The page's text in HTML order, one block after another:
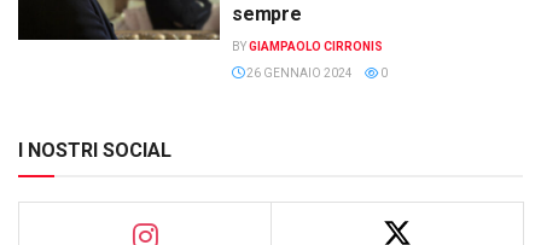
sempre
BYGIAMPAOLO CIRRONIS
26 GENNAIO 2024
0
I NOSTRI SOCIAL